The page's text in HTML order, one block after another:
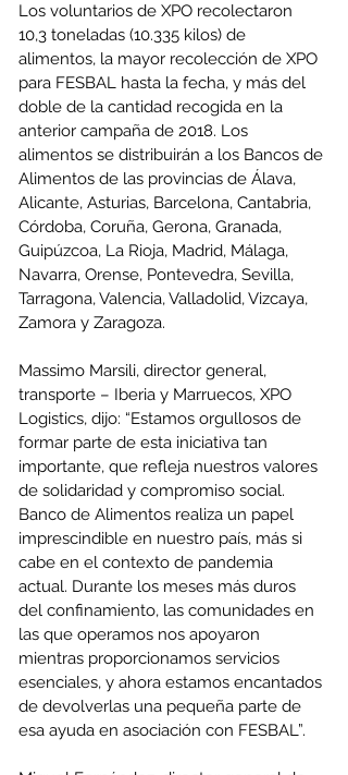
Los voluntarios de XPO recolectaron
10,3 toneladas (10.335 kilos) de
alimentos, la mayor recolección de XPO
para FESBAL hasta la fecha, y más del
doble de la cantidad recogida en la
anterior campaña de 2018. Los
alimentos se distribuirán a los Bancos de
Alimentos de las provincias de Álava,
Alicante, Asturias, Barcelona, Cantabria,
Córdoba, Coruña, Gerona, Granada,
Guipúzcoa, La Rioja, Madrid, Málaga,
Navarra, Orense, Pontevedra, Sevilla,
Tarragona, Valencia, Valladolid, Vizcaya,
Zamora y Zaragoza.
Massimo Marsili, director general,
transporte – Iberia y Marruecos, XPO
Logistics, dijo: “Estamos orgullosos de
formar parte de esta iniciativa tan
importante, que refleja nuestros valores
de solidaridad y compromiso social.
Banco de Alimentos realiza un papel
imprescindible en nuestro país, más si
cabe en el contexto de pandemia
actual. Durante los meses más duros
del confinamiento, las comunidades en
las que operamos nos apoyaron
mientras proporcionamos servicios
esenciales, y ahora estamos encantados
de devolverlas una pequeña parte de
esa ayuda en asociación con FESBAL”.